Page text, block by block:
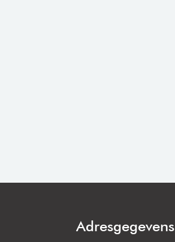
Adresgegevens